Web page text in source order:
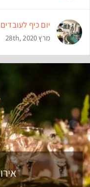
יום כיף
מרץ 28th, 2020